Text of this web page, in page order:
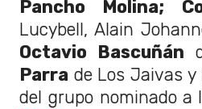
Pancho Molina;
Lucybell, Alain
Octavio Bascuñán
Parra de Los Jaivas y
del grupo nominado a